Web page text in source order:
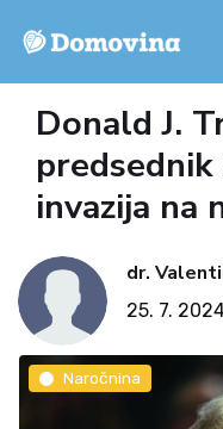
Donald J.
predsednik
invazija na
dr.
25. 7.
Naročnina